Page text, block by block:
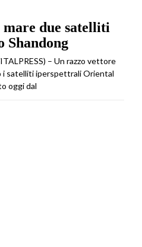
due satelliti
Shandong
– Un razzo vettore
i satelliti iperspettrali Oriental
oggi dal